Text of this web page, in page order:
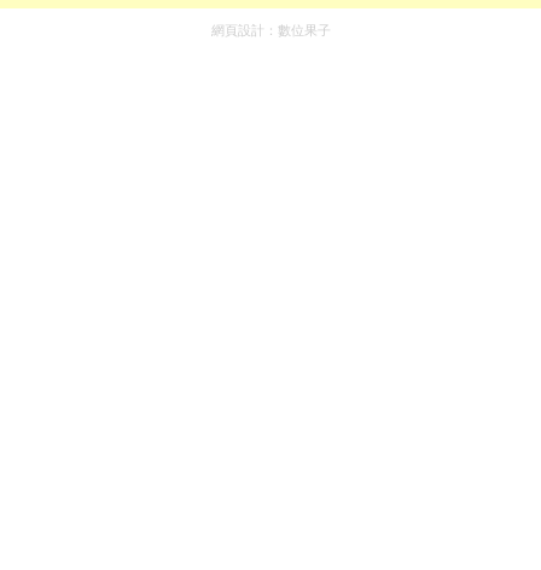
網頁設計： 數位果子